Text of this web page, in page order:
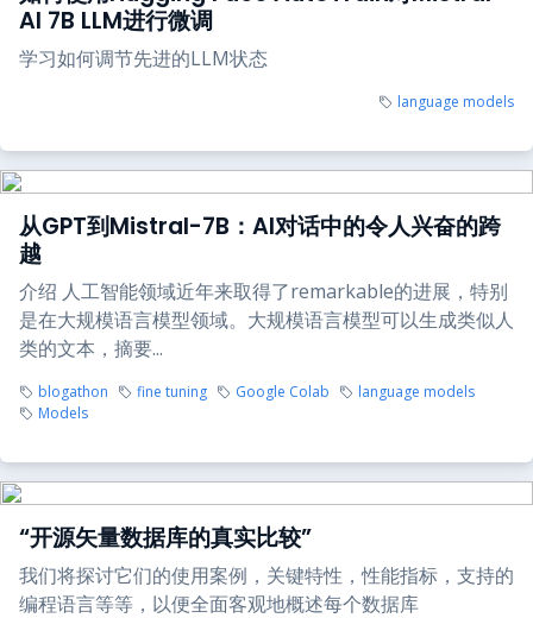
AI 7B LLM进行微调
学习如何调节先进的LLM状态
language models
从GPT到Mistral-7B：AI对话中的令人兴奋的跨
越
介绍 人工智能领域近年来取得了remarkable的进展，特别
是在大规模语言模型领域。大规模语言模型可以生成类似人
类的文本，摘要...
blogathon fine tuning Google Colab
language models
Models
“开源矢量数据库的真实比较”
我们将探讨它们的使用案例，关键特性，性能指标，支持的
编程语言等等，以便全面客观地概述每个数据库